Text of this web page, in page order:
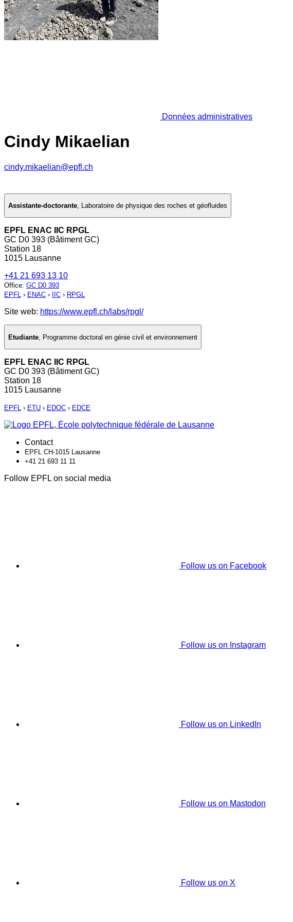
Données administratives
Cindy Mikaelian
cindy.mikaelian@epfl.ch
Assistante-doctorante, Laboratoire de physique des roches et géofluides
EPFL ENAC IIC RPGL
GC D0 393 (Bâtiment GC)
Station 18
1015 Lausanne
+41 21 693 13 10
Office: GC D0 393
EPFL › ENAC › IIC › RPGL
Site web: https://www.epfl.ch/labs/rpgl/
Etudiante Programme doctoral en génie civil et environnement
EPFL ENAC IIC RPGL
GC D0 393 (Bâtiment GC)
Station 18
1015 Lausanne
EPFL › ETU › EDOC › EDCE
Contact
EPFL CH-1015 Lausanne
+41 21 693 11 11
Follow EPFL on social media
Follow us on Facebook
Follow us on Instagram
Follow us on LinkedIn
Follow us on Mastodon
Follow us on X